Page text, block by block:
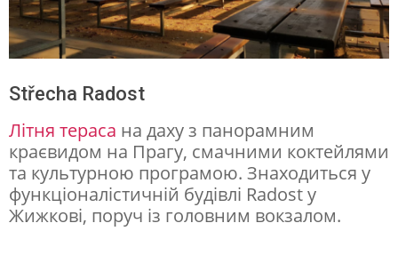
е
н
і
н
а
й
а
Střecha Radost
Літня тераса на даху з панорамним
краєвидом на Прагу, смачними коктейлями
та культурною програмою. Знаходиться у
функціоналістичній будівлі Radost у
Жижкові, поруч із головним вокзалом.